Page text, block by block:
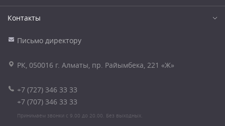
Контакты
Письмо директору
РК, 050016 г. Алматы, пр. Райымбека, 221 «Ж»
+7 (727) 346 33 33
+7 (707) 346 33 33
Принимаем звонки с 9.00 до 20.00. Без выходных.